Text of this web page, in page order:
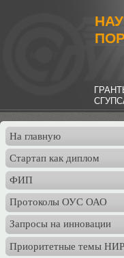
На главную
Стартап как диплом
ФИП
Протоколы ОУС ОАО
Запросы на инновации
Приоритетные темы НИР